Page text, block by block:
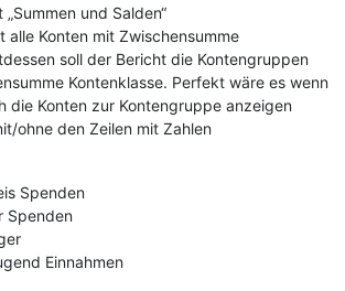
und Salden“
alle Konten mit Zwischensumme
soll der Bericht die Kontengruppen
Kontenklasse. Perfekt wäre es wenn
die Konten zur Kontengruppe anzeigen
ohne den Zeilen mit Zahlen
Spenden
Spenden
Einnahmen